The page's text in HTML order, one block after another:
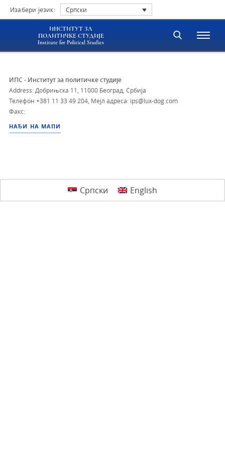
Изабери језик: Српски
ИНСТИТУТ ЗА
ПОЛИТИЧКЕ СТУДИЈЕ
Institute for Political Studies
ИПС - Институт за политичке студије
Address: Добрињска 11, 11000 Београд, Србија
Телефон +381 11 33 49 204 Мејл адреса: ips@lux-dog.com
Факс:
НАЂИ НА МАПИ
Српски English